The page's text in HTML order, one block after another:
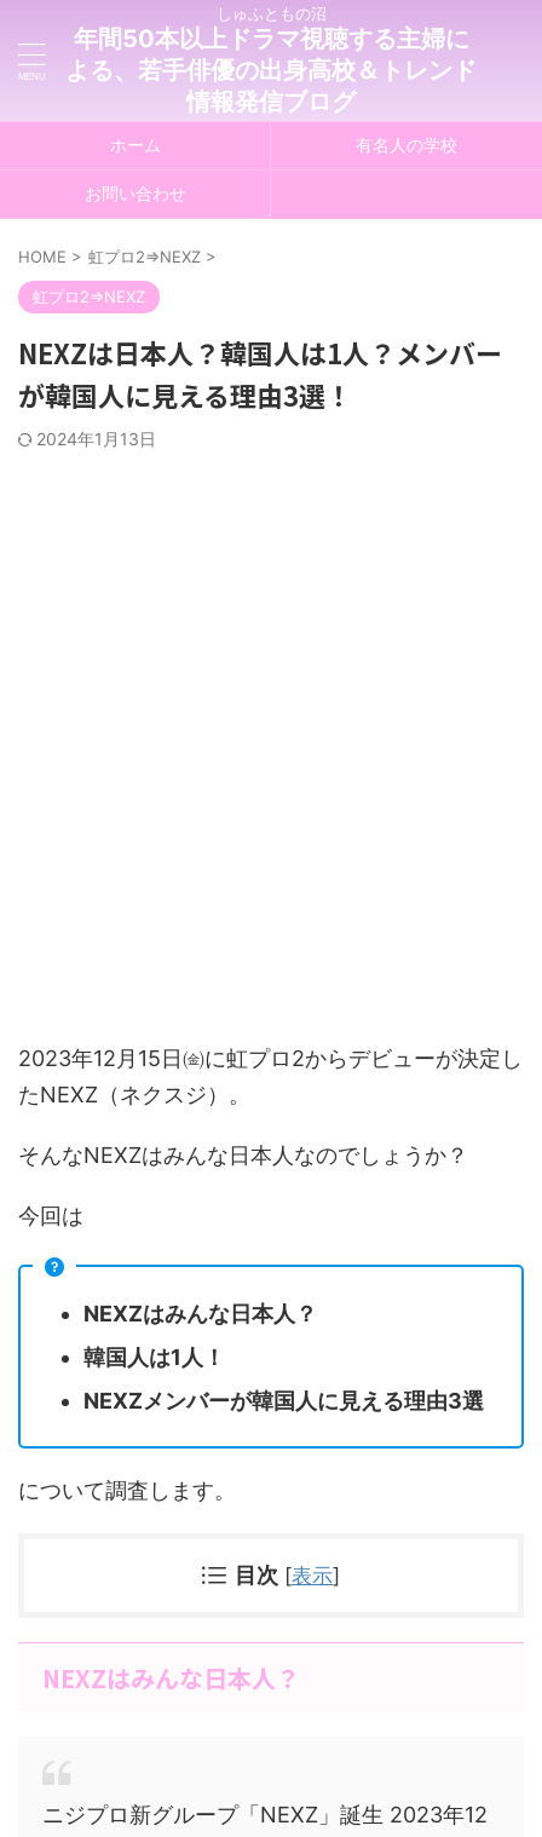
しゅふともの沼
年間50本以上ドラマ視聴する主婦に
よる、若手俳優の出身高校＆トレンド
情報発信ブログ
ホーム 有名人の学校
お問い合わせ
HOME > 虹プロ2⇒NEXZ >
虹プロ2⇒NEXZ
NEXZは日本人？韓国人は1人？メンバー
が韓国人に見える理由3選！
2024年1月13日
2023年12月15日㈮に虹プロ2からデビューが決定し
たNEXZ（ネクスジ）。
そんなNEXZはみんな日本人なのでしょうか？
今回は
NEXZはみんな日本人？
韓国人は1人！
NEXZメンバーが韓国人に見える理由3選
について調査します。
目次 [表示]
NEXZはみんな日本人？
ニジプロ新グループ「NEXZ」誕生 2023年12